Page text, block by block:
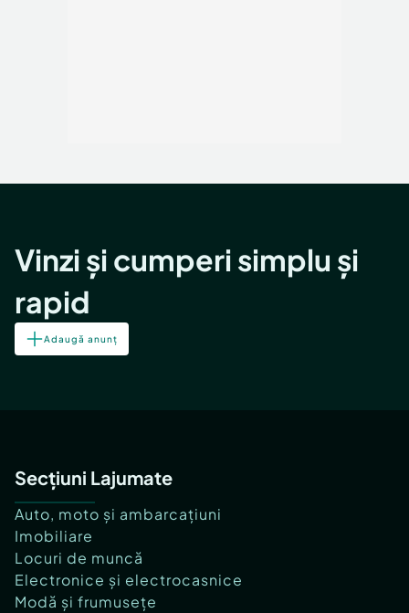
Vinzi și cumperi simplu și
rapid
Adaugă anunț
Secțiuni Lajumate
Auto, moto și ambarcațiuni
Imobiliare
Locuri de muncă
Electronice și electrocasnice
Modă și frumusețe